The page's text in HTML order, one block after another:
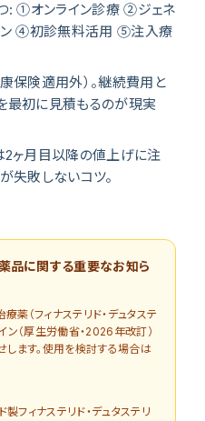
: ①オンライン診療 ②ジェネ
ン ④初診無料活用 ⑤注入療
保険適用外）。継続費用と
最初に見積もるのが現実
2ヶ月目以降の値上げに注
失敗しないコツ。
品に関する重要なお知ら
薬（フィナステリド・デュタステ
ン（厚生労働省・2026年改訂）
します。使用を検討する場合は
フィナステリド・デュタステリ